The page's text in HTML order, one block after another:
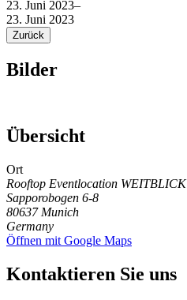
23. Juni 2023–
23. Juni 2023
Zurück
Bilder
Übersicht
Ort
Rooftop Eventlocation WEITBLICK
Sapporobogen 6-8
80637 Munich
Germany
Öffnen mit Google Maps
Kontaktieren Sie uns